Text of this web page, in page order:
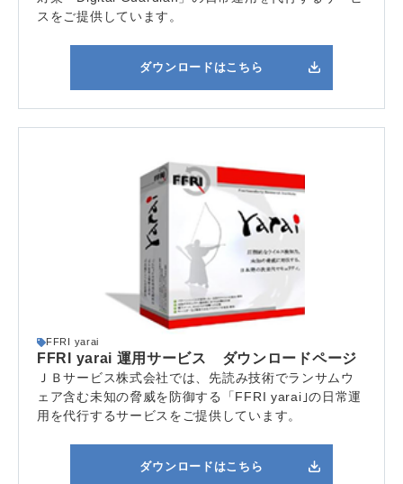
スをご提供しています。
ダウンロードはこちら
FFRI yarai
FFRI yarai 運用サービス ダウンロードページ
ＪＢサービス株式会社では、先読み技術でランサムウ
ェア含む未知の脅威を防御する「FFRI yarai｣の日常運
用を代行するサービスをご提供しています。
ダウンロードはこちら